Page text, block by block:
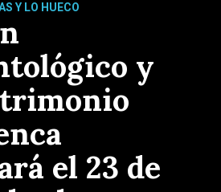
Y LO HUECO
y
el 23 de